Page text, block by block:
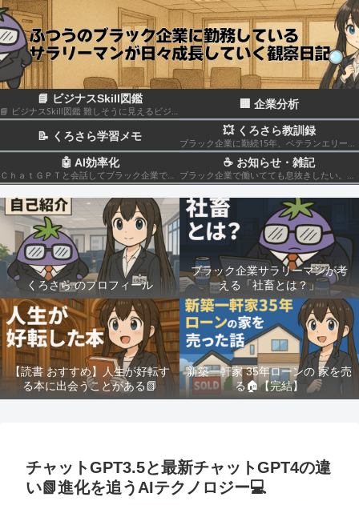
📘 ビジナスSkill図鑑
📘 ビジナスSkill図鑑 難しそうに見えるビジネススキルも、構造化して分解すれば実はカンタン！いろんなスキルの組み合わせだということがわかると思います このカテゴリでは仕事のスキルを“ナスでもわかる”レベルで図解＆やさしく柔らかく解説していきます🍆
🏢 企業分析
📝 くろさら学習メモ 💥 くろさら教訓録
ブラック企業に勤続15年、ベテランエリート社畜サラリーマンの経験を活かした日記です📗
🤖 AI効率化
ＣｈａｔＧＰＴと会話してブラック企業での疲れを癒やしたり、自己成長のための知見を広げる💻
☕ お知らせ・雑記
ブラック企業で働いてても息抜きしたい。。。
くろさら のプロフィール
ブラック企業サラリーマンが考
える「社畜とは？」
【読書 おすすめ】人生が好転す
る本に出会うことがある📗
新築一軒家 35年ローンの 家を売
る🏠️【完結】
チャットGPT3.5と最新チャットGPT4の違
い📗進化を追うAIテクノロジー💻